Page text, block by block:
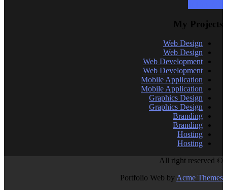
My Projects
Web Design
Web Design
Web Development
Web Development
Mobile Application
Mobile Application
Graphics Design
Graphics Design
Branding
Branding
Hosting
Hosting
© All right reserved
Portfolio Web by Acme Themes